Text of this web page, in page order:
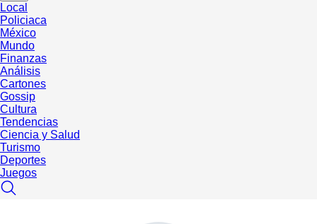
Local
Policiaca
México
Mundo
Finanzas
Análisis
Cartones
Gossip
Cultura
Tendencias
Ciencia y Salud
Turismo
Deportes
Juegos